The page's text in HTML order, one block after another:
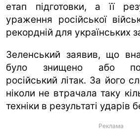
етап підготовки, а її
ураження російської
рекордній для українських
Зеленський заявив, що
було знищено або
російський літак. За його
ніколи не втрачала таку
техніки в результаті ударів
Реклама